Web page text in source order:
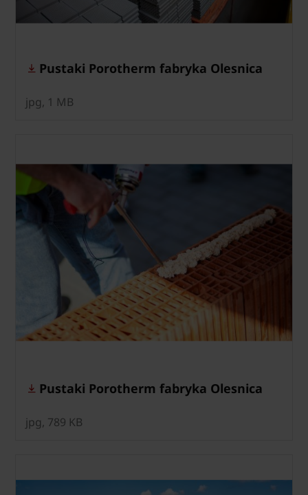
Pustaki Porotherm fabryka Olesnica
jpg, 1 MB
Pustaki Porotherm fabryka Olesnica
jpg, 789 KB